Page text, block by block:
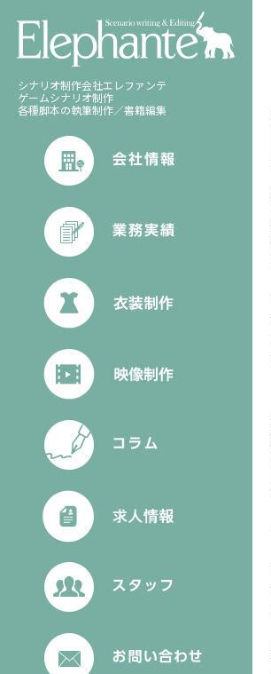
シナリオ制作会社エレファンテ
ゲームシナリオ制作
各種脚本の執筆制作／書籍編集